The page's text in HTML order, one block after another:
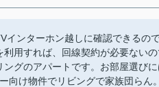
インターホン越しに確認できるの
用すれば、回線契約が必要ない
グのアパートです。お部屋選び
向け物件でリビングで家族団らん